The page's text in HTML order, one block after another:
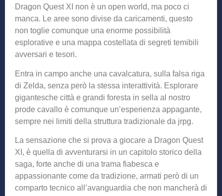
Dragon Quest XI non è un open world, ma poco ci
manca. Le aree sono divise da caricamenti, questo
non toglie comunque una enorme possibilità
esplorative e una mappa costellata di segreti temibili
avversari e tesori.
Entra in campo anche una cavalcatura, sulla falsa riga
di Zelda, senza però la stessa interattività. Esplorare
gigantesche città e grandi foresta in sella al nostro
prode cavallo è comunque un’esperienza appagante,
sempre nei limiti della struttura tradizionale da jrpg.
La sensazione che si prova a giocare a Dragon Quest
XI, è quella di avventurarsi in un capitolo storico della
saga, forte anche di una trama fiabesca e
appassionante come da tradizione, armati però di un
comparto tecnico all’avanguardia che non mancherà di